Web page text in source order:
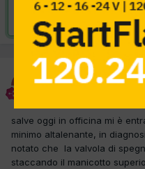
Risolta da
scican
salve oggi in officina mi è
minimo altalenante, in
notato che la valvola di
staccando il manicotto